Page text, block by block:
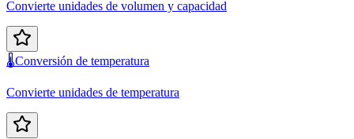
Convierte unidades de volumen y capacidad
🌡️Conversión de temperatura
Convierte unidades de temperatura